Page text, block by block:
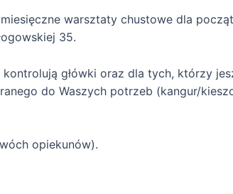
warsztaty chustowe dla
35.
główki oraz dla tych, którzy
do Waszych potrzeb (kangur/
opiekunów).